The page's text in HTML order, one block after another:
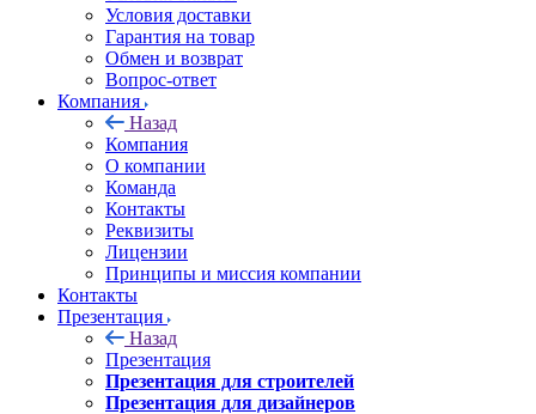
Условия доставки
Гарантия на товар
Обмен и возврат
Вопрос-ответ
Компания
Назад
Компания
О компании
Команда
Контакты
Реквизиты
Лицензии
Принципы и миссия компании
Контакты
Презентация
Назад
Презентация
Презентация для строителей
Презентация для дизайнеров